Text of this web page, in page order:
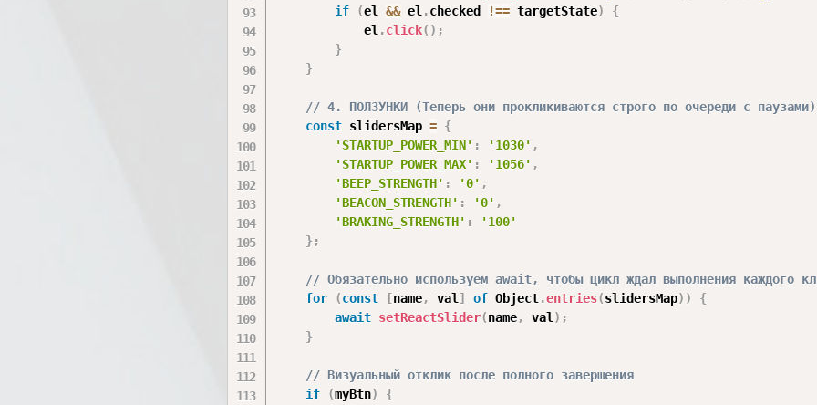
if
(el && el .checked !== targetState)
{
            el
.click( ) ;
}
}
// 4. ПОЛЗУНКИ (Теперь они прокликиваются строго по очереди с паузами)
const slidersMap = {
'STARTUP_POWER_MIN' : '1030' ,
'STARTUP_POWER_MAX' : '1056' ,
'BEEP_STRENGTH' : '0' ,
'BEACON_STRENGTH' : '0' ,
'BRAKING_STRENGTH' :
'100'
} ;
// Обязательно используем await, чтобы цикл ждал выполнения каждого
for
(const [name, val ] of Object.entries(slidersMap) )
{
await setReactSlider(name, val ) ;
}
// Визуальный отклик после полного завершения
if
(myBtn)
{